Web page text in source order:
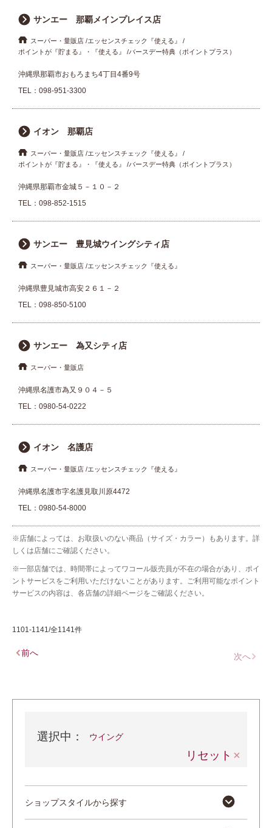
サンエー 那覇メインプレイス店
スーパー・量販店 エッセンスチェック『使える』
ポイントが『貯まる』・『使える』
バースデー特典（ポイントプラス）
沖縄県那覇市おもろまち4丁目4番9号
TEL： 098-951-3300
イオン 那覇店
スーパー・量販店 エッセンスチェック『使える』
ポイントが『貯まる』・『使える』
バースデー特典（ポイントプラス）
沖縄県那覇市金城５－１０－２
TEL： 098-852-1515
サンエー 豊見城ウイングシティ店
スーパー・量販店 エッセンスチェック『使える』
沖縄県豊見城市高安２６１－２
TEL： 098-850-5100
サンエー 為又シティ店
スーパー・量販店
沖縄県名護市為又９０４－５
TEL： 0980-54-0222
イオン 名護店
スーパー・量販店 エッセンスチェック『使える』
沖縄県名護市字名護見取川原4472
TEL： 0980-54-8000
※店舗によっては、お取扱いのない商品（サイズ・カラー）もあります。詳
しくは店舗にご確認ください。
※一部店舗では、時間帯によってワコール販売員が不在の場合があり、ポイ
ントサービスをご利用いただけないことがあります。ご利用可能なポイント
サービスの内容は、各店舗の詳細ページをご確認ください。
1101-1141/全1141件
前へ 次へ
選択中： ウイング
リセット
ショップスタイルから探す